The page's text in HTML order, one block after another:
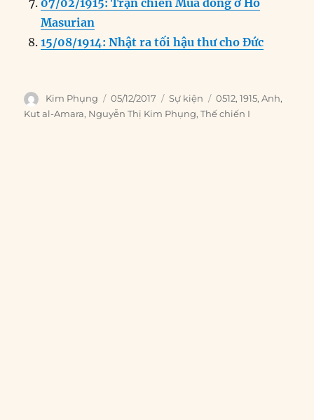
07/02/1915: Trận chiến Mùa đông ở Hồ
Masurian
15/08/1914: Nhật ra tối hậu thư cho Đức
Author
Kim Phụng
Posted
on
05/12/2017 Categories
Sự kiện Tags
0512,1915,Anh,
Kut al-Amara, Nguyễn Thị Kim Phụng,Thế chiến I